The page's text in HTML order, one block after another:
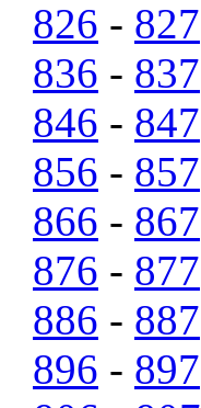
826 - 827
836 - 837
846 - 847
856 - 857
866 - 867
876 - 877
886 - 887
896 - 897